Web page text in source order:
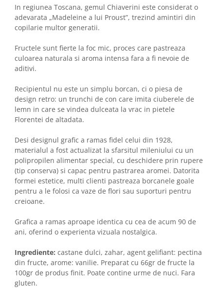
In regiunea Toscana, gemul Chiaverini este considerat o
adevarata „Madeleine a lui Proust”, trezind amintiri din
copilarie multor generatii.
Fructele sunt fierte la foc mic, proces care pastreaza
culoarea naturala si aroma intensa fara a fi nevoie de
aditivi.
Recipientul nu este un simplu borcan, ci o piesa de
design retro: un trunchi de con care imita ciuberele de
lemn in care se vindea dulceata la vrac in pietele
Florentei de altadata.
Desi designul grafic a ramas fidel celui din 1928,
materialul a fost actualizat la sfarsitul mileniului cu un
polipropilen alimentar special, cu deschidere prin rupere
(tip conserva) si capac pentru pastrarea aromei. Datorita
formei estetice, multi clienti pastreaza borcanele goale
pentru a le folosi ca vaze de flori sau suporturi pentru
creioane.
Grafica a ramas aproape identica cu cea de acum 90 de
ani, oferind o experienta vizuala nostalgica.
Ingrediente: castane dulci, zahar, agent gelifiant: pectina
din fructe, arome: vanilie. Preparat cu 66gr de fructe la
100gr de produs finit. Poate contine urme de nuci. Fara
gluten.